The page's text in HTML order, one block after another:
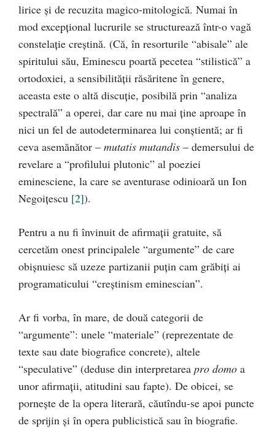
lirice şi de recuzita magico-mitologică. Numai în
mod excepţional lucrurile se structurează într-o vagă
constelaţie creştină. (Că, în resorturile “abisale” ale
spiritului său, Eminescu poartă pecetea “stilistică” a
ortodoxiei, a sensibilităţii răsăritene în genere,
aceasta este o altă discuţie, posibilă prin “analiza
spectrală” a operei, dar care nu mai ţine aproape în
nici un fel de autodeterminarea lui conştientă; ar fi
ceva asemănător – mutatis mutandis – demersului de
revelare a “profilului plutonic” al poeziei
eminesciene, la care se aventurase odinioară un Ion
Negoiţescu [2]).
Pentru a nu fi învinuit de afirmaţii gratuite, să
cercetăm onest principalele “argumente” de care
obişnuiesc să uzeze partizanii puţin cam grăbiţi ai
programaticului “creştinism eminescian”.
Ar fi vorba, în mare, de două categorii de
“argumente”: unele “materiale” (reprezentate de
texte sau date biografice concrete), altele
“speculative” (deduse din interpretarea pro domo a
unor afirmaţii, atitudini sau fapte). De obicei, se
porneşte de la opera literară, căutîndu-se apoi puncte
de sprijin şi în opera publicistică sau în biografie.